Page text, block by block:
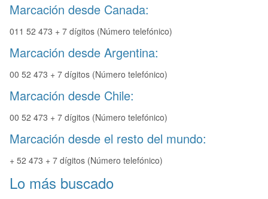
Marcación desde Canada:
011 52 473 + 7 dígitos (Número telefónico)
Marcación desde Argentina:
00 52 473 + 7 dígitos (Número telefónico)
Marcación desde Chile:
00 52 473 + 7 dígitos (Número telefónico)
Marcación desde el resto del mundo:
+ 52 473 + 7 dígitos (Número telefónico)
Lo más buscado